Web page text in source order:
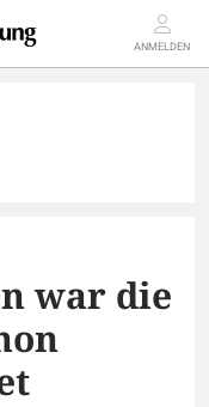
ANMELDEN
war die